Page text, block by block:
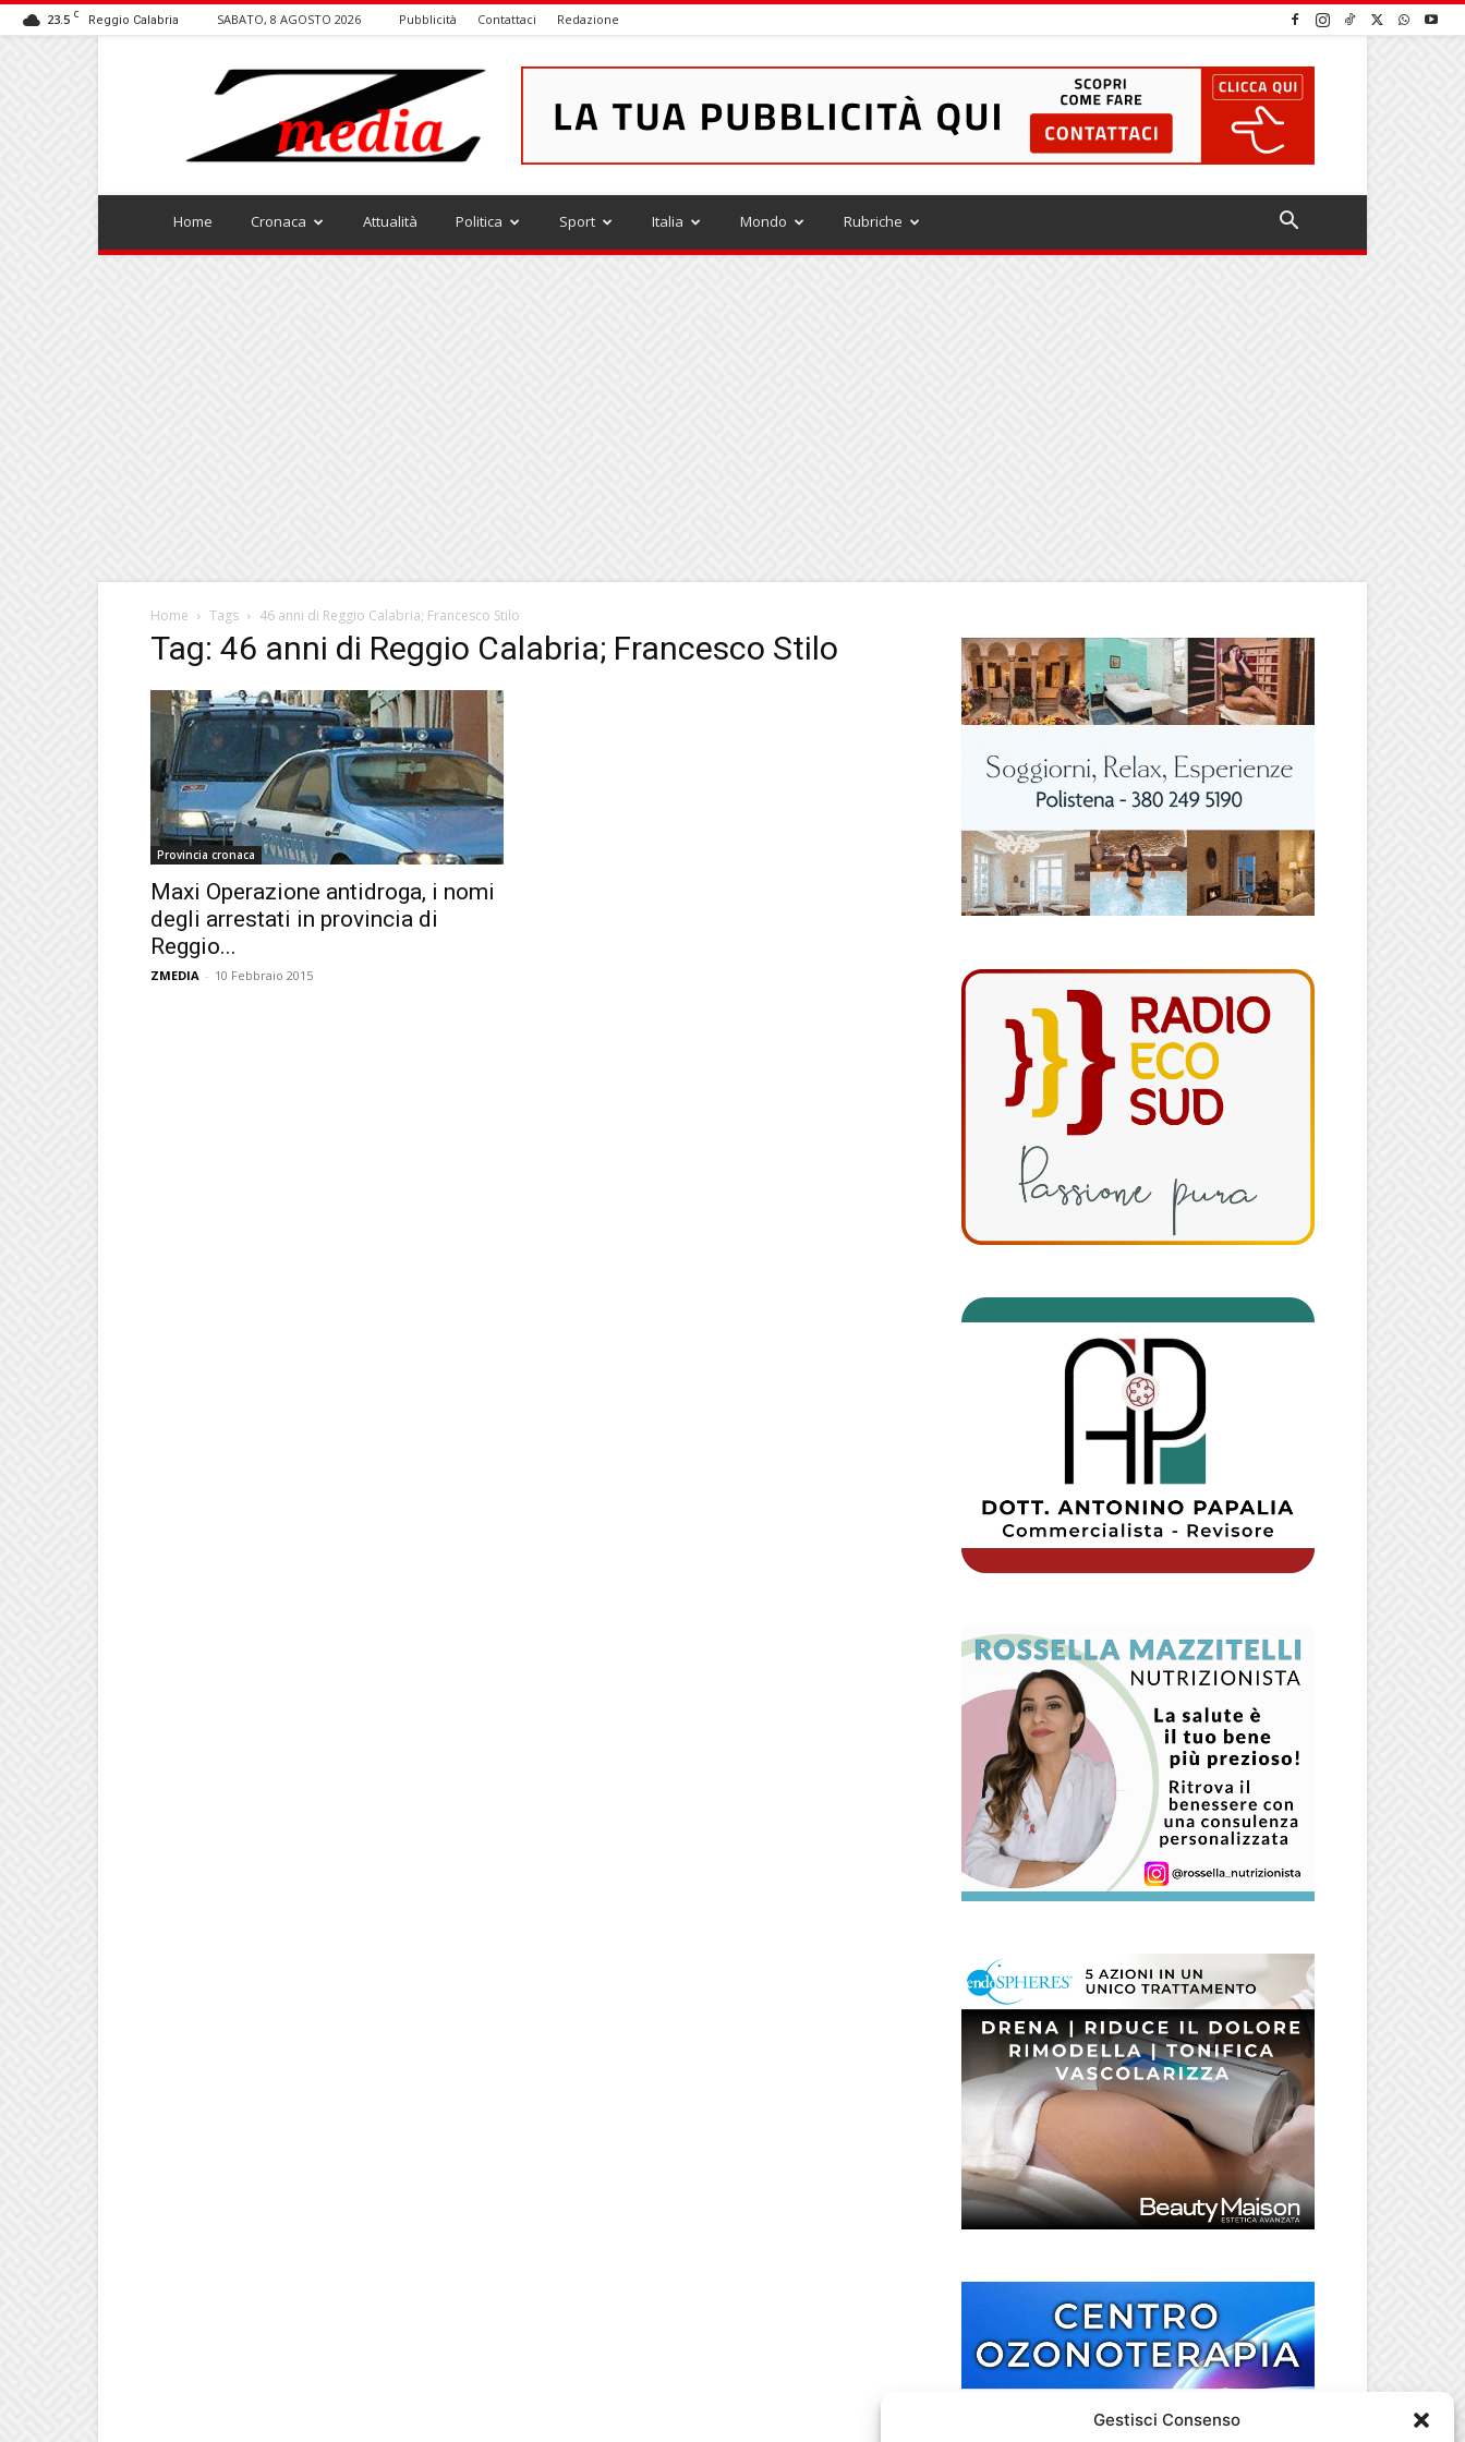
Gestisci Consenso
23.5 C Reggio Calabria SABATO, 8 AGOSTO 2026 Pubblicità Contattaci Redazione
ZMEDIA
Home Cronaca Attualità Politica Sport Italia Mondo Rubriche
Home Tags 46 anni di Reggio Calabria; Francesco Stilo
Tag: 46 anni di Reggio Calabria; Francesco Stilo
Provincia cronaca
Maxi Operazione antidroga, i nomi
degli arrestati in provincia di
Reggio...
ZMEDIA - 10 Febbraio 2015